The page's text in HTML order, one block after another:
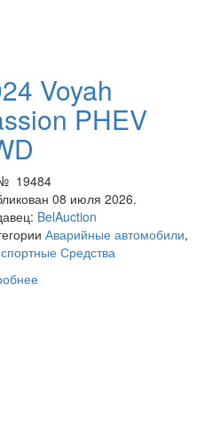
Voyah
PHEV
19484
08 июля 2026.
BelAuction
Аварийные автомобили,
Средства